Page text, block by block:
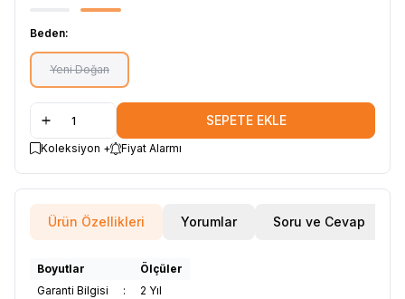
Beden:
Yeni Doğan
SEPETE EKLE
Koleksiyon + Fiyat Alarmı
Ürün Özellikleri Yorumlar Soru ve Cevap
Boyutlar
Ölçüler
Garanti Bilgisi
: 2 Yıl